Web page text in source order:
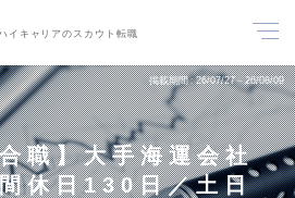
イキャリアのスカウト転職
掲載期間 26/07/27～26/08/09
職】大手海運会社
休日130日／土日